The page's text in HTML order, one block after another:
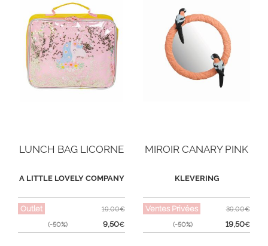
LUNCH BAG LICORNE
A LITTLE LOVELY COMPANY
Outlet
(-50%)
19,00€
9,50€
MIROIR CANARY PINK
KLEVERING
Ventes Privées
(-50%)
39,00€
19,50€